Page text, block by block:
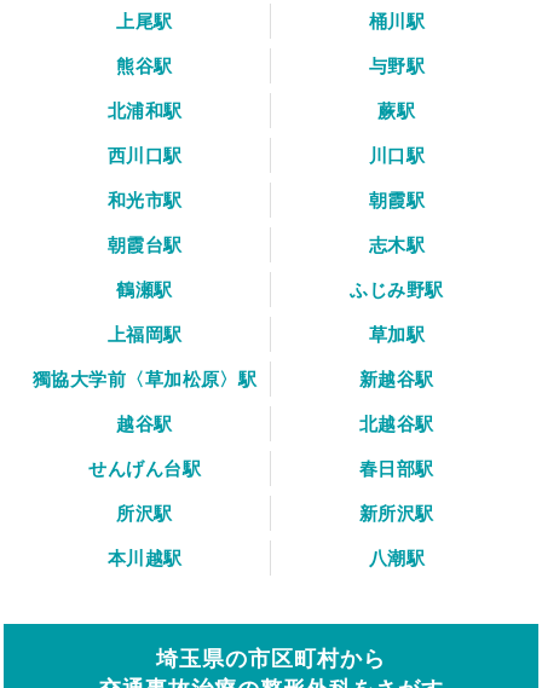
上尾駅
桶川駅
熊谷駅
与野駅
北浦和駅
蕨駅
西川口駅
川口駅
和光市駅
朝霞駅
朝霞台駅
志木駅
鶴瀬駅
ふじみ野駅
上福岡駅
草加駅
獨協大学前〈草加松原〉駅
新越谷駅
越谷駅
北越谷駅
せんげん台駅
春日部駅
所沢駅
新所沢駅
本川越駅
八潮駅
埼玉県の市区町村から